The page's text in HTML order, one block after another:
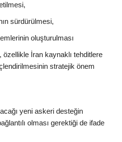
sürdürülmesi,
oluşturulması
özellikle İran kaynaklı tehditlere
stratejik önem
yeni askeri desteğin
olması gerektiği de ifade